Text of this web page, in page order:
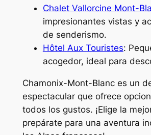
Chalet Vallorcine Mont-
impresionantes vistas y
de senderismo.
Hôtel Aux Touristes:
acogedor, ideal para
Chamonix-Mont-Blanc es un
espectacular que ofrece
todos los gustos. ¡Elige la
prepárate para una aventura